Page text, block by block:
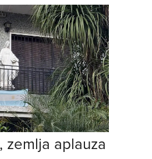
zemlja aplauza